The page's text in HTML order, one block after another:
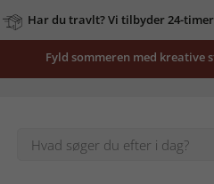
Har du travlt? Vi tilbyder 24-
Fyld sommeren med kreative